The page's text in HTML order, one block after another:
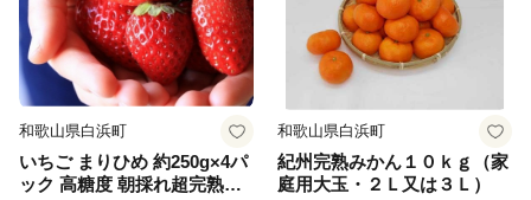
和歌山県白浜町
いちご まりひめ 約250g×4パ
ック 高糖度 朝採れ超完熟ま
和歌山県白浜町
紀州完熟みかん１０ｋｇ（家
庭用大玉・２Ｌ又は３Ｌ）